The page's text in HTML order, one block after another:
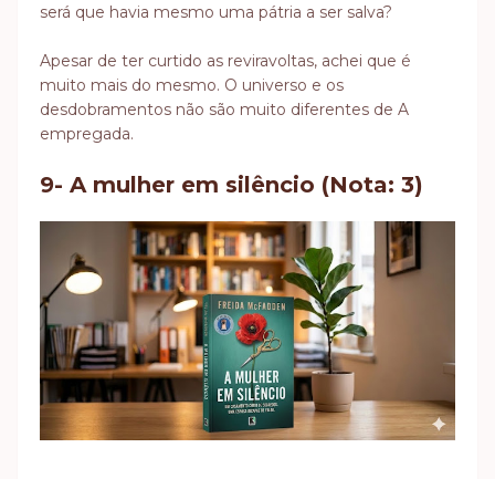
será que havia mesmo uma pátria a ser salva?
Apesar de ter curtido as reviravoltas, achei que é
muito mais do mesmo. O universo e os
desdobramentos não são muito diferentes de A
empregada.
9- A mulher em silêncio (Nota: 3)